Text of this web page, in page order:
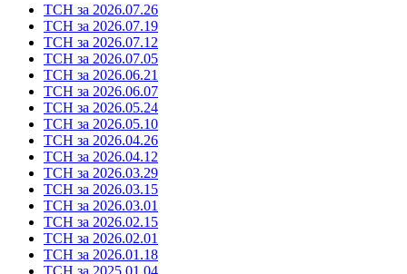
ТСН за 2026.07.26
ТСН за 2026.07.19
ТСН за 2026.07.12
ТСН за 2026.07.05
ТСН за 2026.06.21
ТСН за 2026.06.07
ТСН за 2026.05.24
ТСН за 2026.05.10
ТСН за 2026.04.26
ТСН за 2026.04.12
ТСН за 2026.03.29
ТСН за 2026.03.15
ТСН за 2026.03.01
ТСН за 2026.02.15
ТСН за 2026.02.01
ТСН за 2026.01.18
ТСН за 2025.01.04